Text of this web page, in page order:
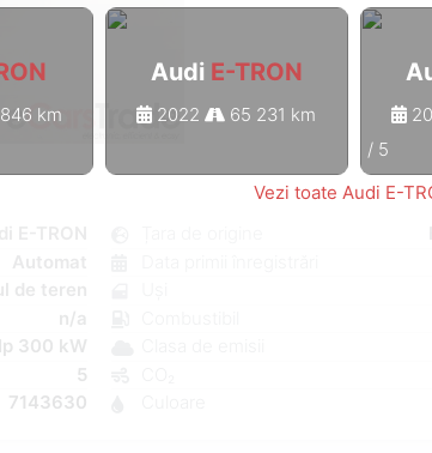
km
Audi E-TRON
2022 65 231 km
/ 5
Vezi toate Audi E-
n/a
300 kW
5
7143630